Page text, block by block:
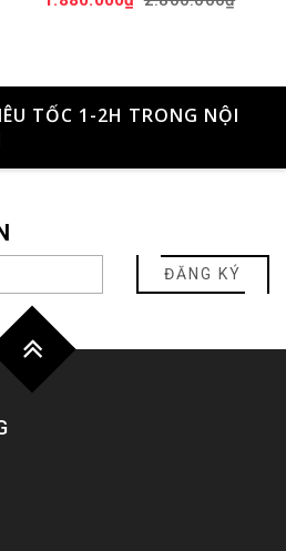
Đen/trắng/vàng | JapanSport
TỐC 1-2H TRONG NỘI
ĐĂNG KÝ